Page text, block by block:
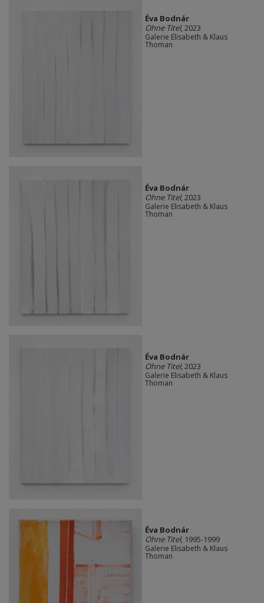
Éva Bodnár
Ohne Titel, 2023
Galerie Elisabeth & Klaus
Thoman
Éva Bodnár
Ohne Titel, 2023
Galerie Elisabeth & Klaus
Thoman
Éva Bodnár
Ohne Titel, 2023
Galerie Elisabeth & Klaus
Thoman
Éva Bodnár
Ohne Titel, 1995-1999
Galerie Elisabeth & Klaus
Thoman